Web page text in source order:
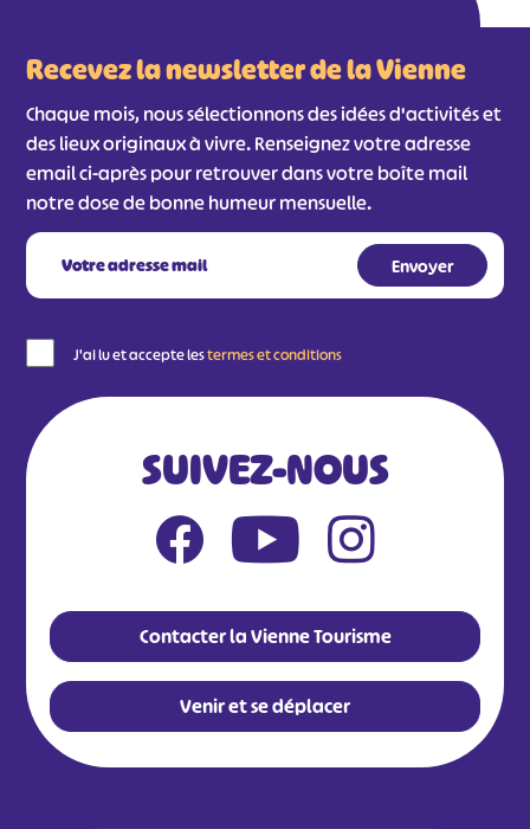
Recevez la newsletter de la Vienne
Chaque mois, nous sélectionnons des idées d'activités et
des lieux originaux à vivre. Renseignez votre adresse
email ci-après pour retrouver dans votre boîte mail
notre dose de bonne humeur mensuelle.
J'ai lu et accepte lestermes et conditions
SUIVEZ-NOUS
Contacter la Vienne Tourisme
Venir et se déplacer
# # #
#